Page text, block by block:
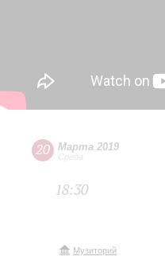
20 Марта 2019
Среда
18:30
Музиторий